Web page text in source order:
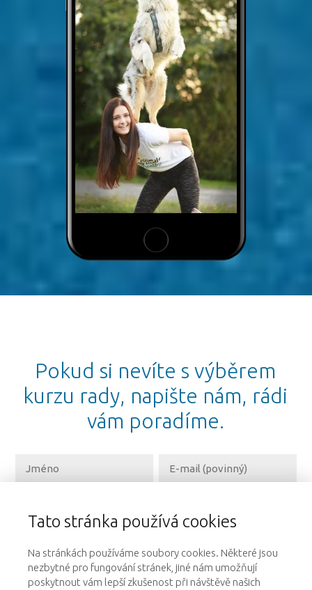
Pokud si nevíte s výběrem
kurzu rady, napište nám, rádi
vám poradíme.
Vaše osobní údaje budou použity pouze pro účely vyřešení vašeho
Tato stránka používá cookies
Na stránkách používáme soubory cookies. Některé jsou
nezbytné pro fungování stránek, jiné nám umožňují
poskytnout vám lepší zkušenost při návštěvě našich